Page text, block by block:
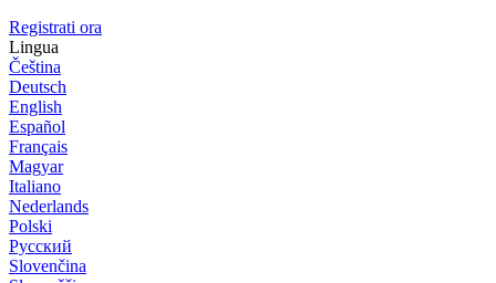
Registrati ora
Lingua
Čeština
Deutsch
English
Español
Français
Magyar
Italiano
Nederlands
Polski
Русский
Slovenčina